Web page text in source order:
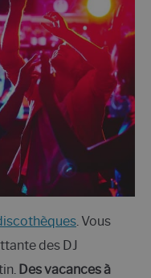
. Vous
des DJ
Des vacances à